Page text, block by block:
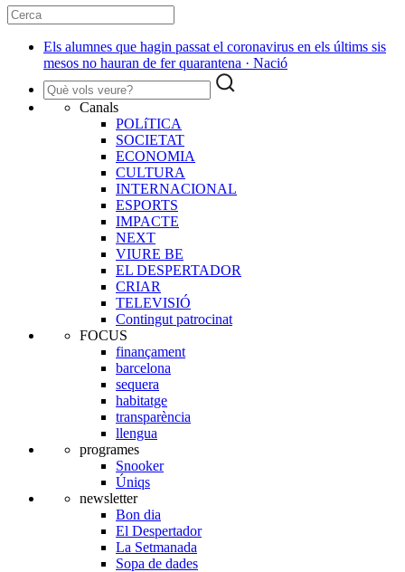
Els alumnes que hagin passat el coronavirus en els últims sis
mesos no hauran de fer quarantena · Nació
Canals
POLíTICA
SOCIETAT
ECONOMIA
CULTURA
INTERNACIONAL
ESPORTS
IMPACTE
NEXT
VIURE BE
EL DESPERTADOR
CRIAR
TELEVISIÓ
Contingut patrocinat
FOCUS
finançament
barcelona
sequera
habitatge
transparència
llengua
programes
Snooker
Úniqs
newsletter
Bon dia
El Despertador
La Setmanada
Sopa de dades